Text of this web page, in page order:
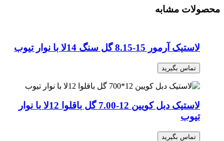
محصولات مشابه
لاستیک آرمور 15-8.15 گل سنگ 14لا با نوار تیوب
تماس بگیرید
لاستیک دبل کویین 12-7.00 گل باقلوا 12لا با نوار
تیوب
تماس بگیرید